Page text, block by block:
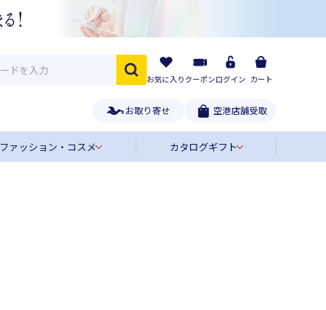
お気に入りクーポンログイン カート
お取り寄せ 空港店舗受取
ファッション・コスメ カタログギフト